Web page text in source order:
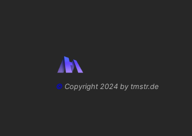
© Copyright 2024 by tmstr.de